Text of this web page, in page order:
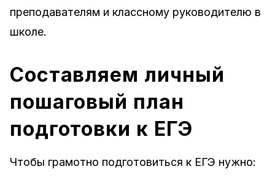
преподавателям и классному руководителю в
школе.
Составляем личный
пошаговый план
подготовки к ЕГЭ
Чтобы грамотно подготовиться к ЕГЭ нужно: